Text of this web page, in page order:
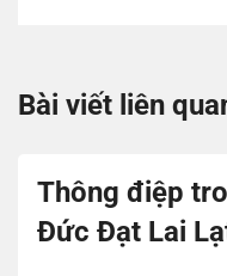
Bài viết liên
Thông điệp
Đức Đạt Lai